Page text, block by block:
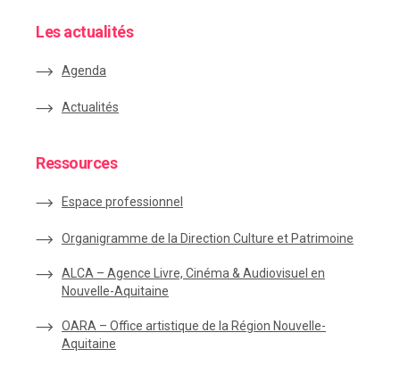
Les actualités
Agenda
Actualités
Ressources
Espace professionnel
Organigramme de la Direction Culture et Patrimoine
ALCA – Agence Livre, Cinéma & Audiovisuel en
Nouvelle-Aquitaine
OARA – Office artistique de la Région Nouvelle-
Aquitaine